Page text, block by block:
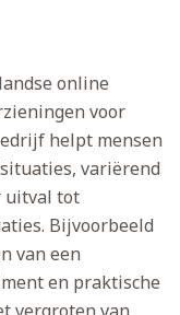
online
voor
helpt mensen
variërend
uitval tot
Bijvoorbeeld
van een
en praktische